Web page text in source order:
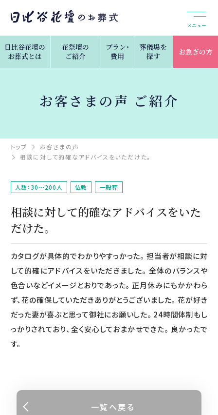
メニュー
日比谷花壇の
お葬式とは
花祭壇の
ご紹介
プラン・
費用
葬儀場を
探す
お急ぎの方
お客さまの声 ご紹介
トップ
お客さまの声
相談に対して的確なアドバイスをいただけた。
人数：30～200人 仏教 一般葬
相談に対して的確なアドバイスをいた
だけた。
カタログが具体的でわかりやすっかった。 担当者が相談に対
して的確にアドバイスをいただきました。 全体のバランスや
色合いなどイメージとおりであった。 正月休みにもかかわら
ず、花の確保していただきありがとうございました。 花が好き
だった妻が喜ぶと思って御社にお願いした。 24時間体制もし
っかりされており、全く安心しておまかせできた。 良かったで
す。
一覧へ戻る